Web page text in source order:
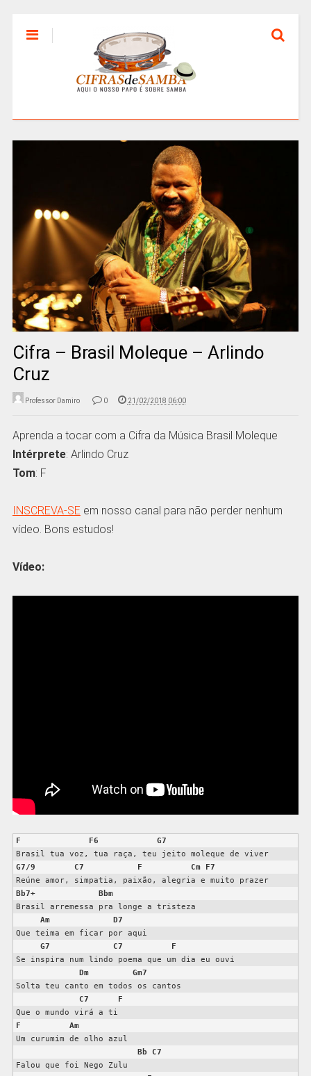
Cifra – Brasil Moleque – Arlindo
Cruz
Professor Damiro 0 21/02/2018 06:00
Aprenda a tocar com a Cifra da Música Brasil Moleque
Intérprete: Arlindo Cruz
Tom: F
INSCREVA-SE em nosso canal para não perder nenhum
vídeo. Bons estudos!
Vídeo:
F F6
G7
G7/9
C7 F Cm
F7
Bb7+
Bbm
Brasil arremessa pra longe a tristeza
Am
D7
Que teima em ficar por aqui
G7
C7
F
Se inspira num lindo poema que um dia eu ouvi
Dm
Gm7
Solta teu canto em todos os cantos
C7
F
F
Am
Um curumim de olho azul
Bb
C7
Falou que foi Nego Zulu